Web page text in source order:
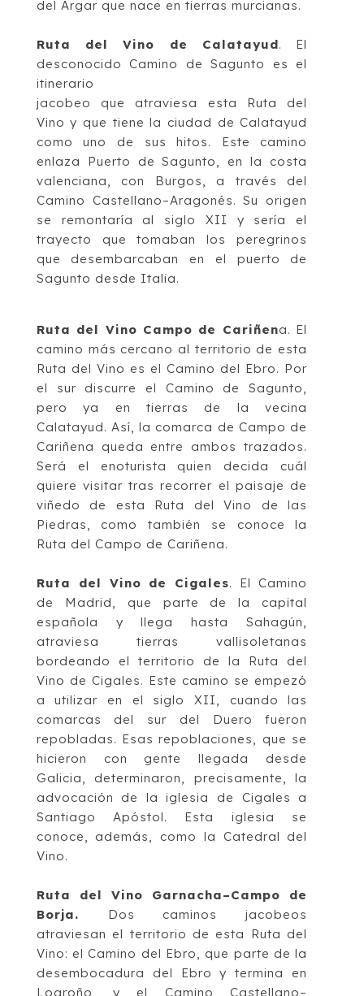
del Argar que nace en tierras murcianas.
Ruta del Vino de Calatayud.
El
desconocidoCamino de Sagunto
es el
itinerario
jacobeo que atraviesa esta Ruta
del
Vino y que tiene la ciudad de Calatayud
como uno de sus hitos. Este camino
enlaza Puerto de Sagunto, en la costa
valenciana, con Burgos, a través del
Camino Castellano–Aragonés. Su origen
se remontaría al siglo XII y sería el
trayecto que tomaban losperegrinos
que desembarcaban en el puerto de
Sagunto desde Italia.
Ruta del Vino Campo de Cariñena. El
camino más cercano al territorio de esta
Ruta del Vino es el Camino del Ebro. Por
el sur discurre el Camino de Sagunto,
pero ya en tierras de la vecina
Calatayud. Así, la comarca de Campo de
Cariñena queda entre ambostrazados.
Será el enoturista quien decida cuál
quiere visitar tras recorrer el paisaje de
viñedo de esta Ruta delVino de las
Piedras, como también se conoce la
Ruta del Campo de Cariñena.
Ruta del Vino de Cigales. ElCamino
de Madrid , que parte de la capital
española y llegahasta Sahagún,
atraviesa tierras vallisoletanas
bordeando el territorio de la Ruta del
Vino de Cigales. Este camino se empezó
a utilizar en el siglo XII, cuando las
comarcas del sur del Duero fueron
repobladas. Esas repoblaciones, que se
hicieron con gente llegada desde
Galicia, determinaron, precisamente, la
advocación de la iglesia de Cigales a
Santiago Apóstol. Esta iglesia se
conoce, además, como la Catedral del
Vino.
Ruta del Vino Garnacha–Campo de
Borja.
Dos caminos jacobeos
atraviesan el territorio de esta Ruta del
Vino: elCamino del Ebro
, que parte de la
desembocadura del Ebro ytermina en
Logroño, y el Camino Castellano–